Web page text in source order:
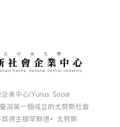
業中心(Yunus Social
灣第一個成立的尤努斯社會
獎得主穆罕默德•尤努斯